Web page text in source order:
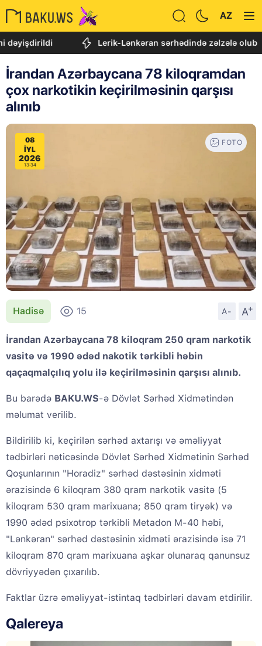
AZ
Lerik-Lənkəran sərhədində zəlzələ olub
İrandan Azərbaycana 78 kiloqramdan
çox narkotikin keçirilməsinin qarşısı
alınıb
08
IYL
2026
13:34
FOTO
Hadisə 15 A- A
+
İrandan Azərbaycana 78 kiloqram 250 qram narkotik
vasitə və 1990 ədəd nakotik tərkibli həbin
qaçaqmalçılıq yolu ilə keçirilməsinin qarşısı alınıb.
Bu barədə BAKU.WS-ə Dövlət Sərhəd Xidmətindən
məlumat verilib.
Bildirilib ki, keçirilən sərhəd axtarışı və əməliyyat
tədbirləri nəticəsində Dövlət Sərhəd Xidmətinin Sərhəd
Qoşunlarının "Horadiz" sərhəd dəstəsinin xidməti
ərazisində 6 kiloqram 380 qram narkotik vasitə (5
kiloqram 530 qram marixuana; 850 qram tiryək) və
1990 ədəd psixotrop tərkibli Metadon M-40 həbi,
"Lənkəran" sərhəd dəstəsinin xidməti ərazisində isə 71
kiloqram 870 qram marixuana aşkar olunaraq qanunsuz
dövriyyədən çıxarılıb.
Faktlar üzrə əməliyyat-istintaq tədbirləri davam etdirilir.
Qalereya